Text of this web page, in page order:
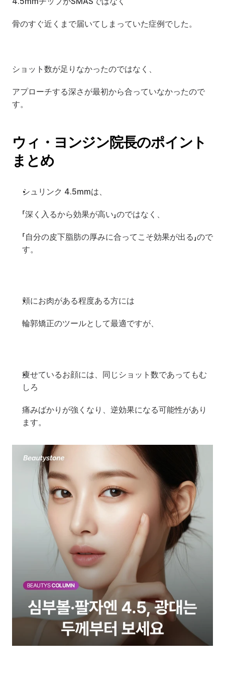
骨のすぐ近くまで届いてしまっていた症例でした。
ショット数が足りなかったのではなく、
アプローチする深さが最初から合っていなかったので
す。
ウィ・ヨンジン院長のポイント
まとめ
シュリンク 4.5mmは、
「深く入るから効果が高い」のではなく、
「自分の皮下脂肪の厚みに合ってこそ効果が出る」ので
す。
頬にお肉がある程度ある方には
輪郭矯正のツールとして最適ですが、
痩せているお顔には、同じショット数であってもむ
しろ
痛みばかりが強くなり、逆効果になる可能性があり
ます。